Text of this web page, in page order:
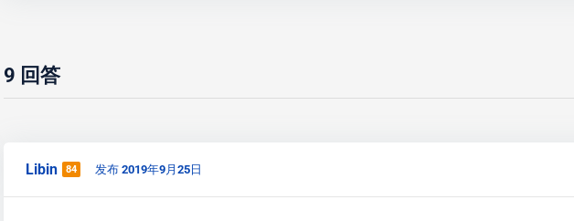
9 回答
Libin 84 发布 2019年9月25日